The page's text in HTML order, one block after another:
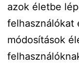
azok életbe
felhasználókat
módosítások